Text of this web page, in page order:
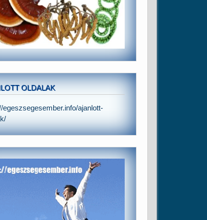
OLDALAK
egeszsegesember.info/ajanlott-